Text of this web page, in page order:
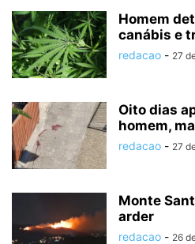
Homem
canábis e
redacao - 27
Oito dias
homem,
redacao - 27
Monte
arder
redacao - 26